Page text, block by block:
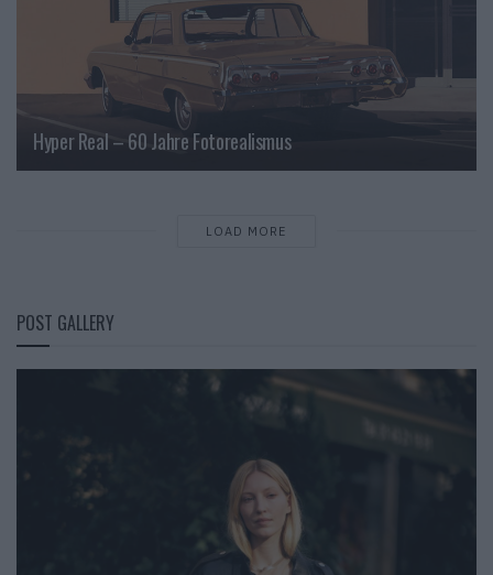
Hyper Real – 60 Jahre Fotorealismus
LOAD MORE
POST GALLERY